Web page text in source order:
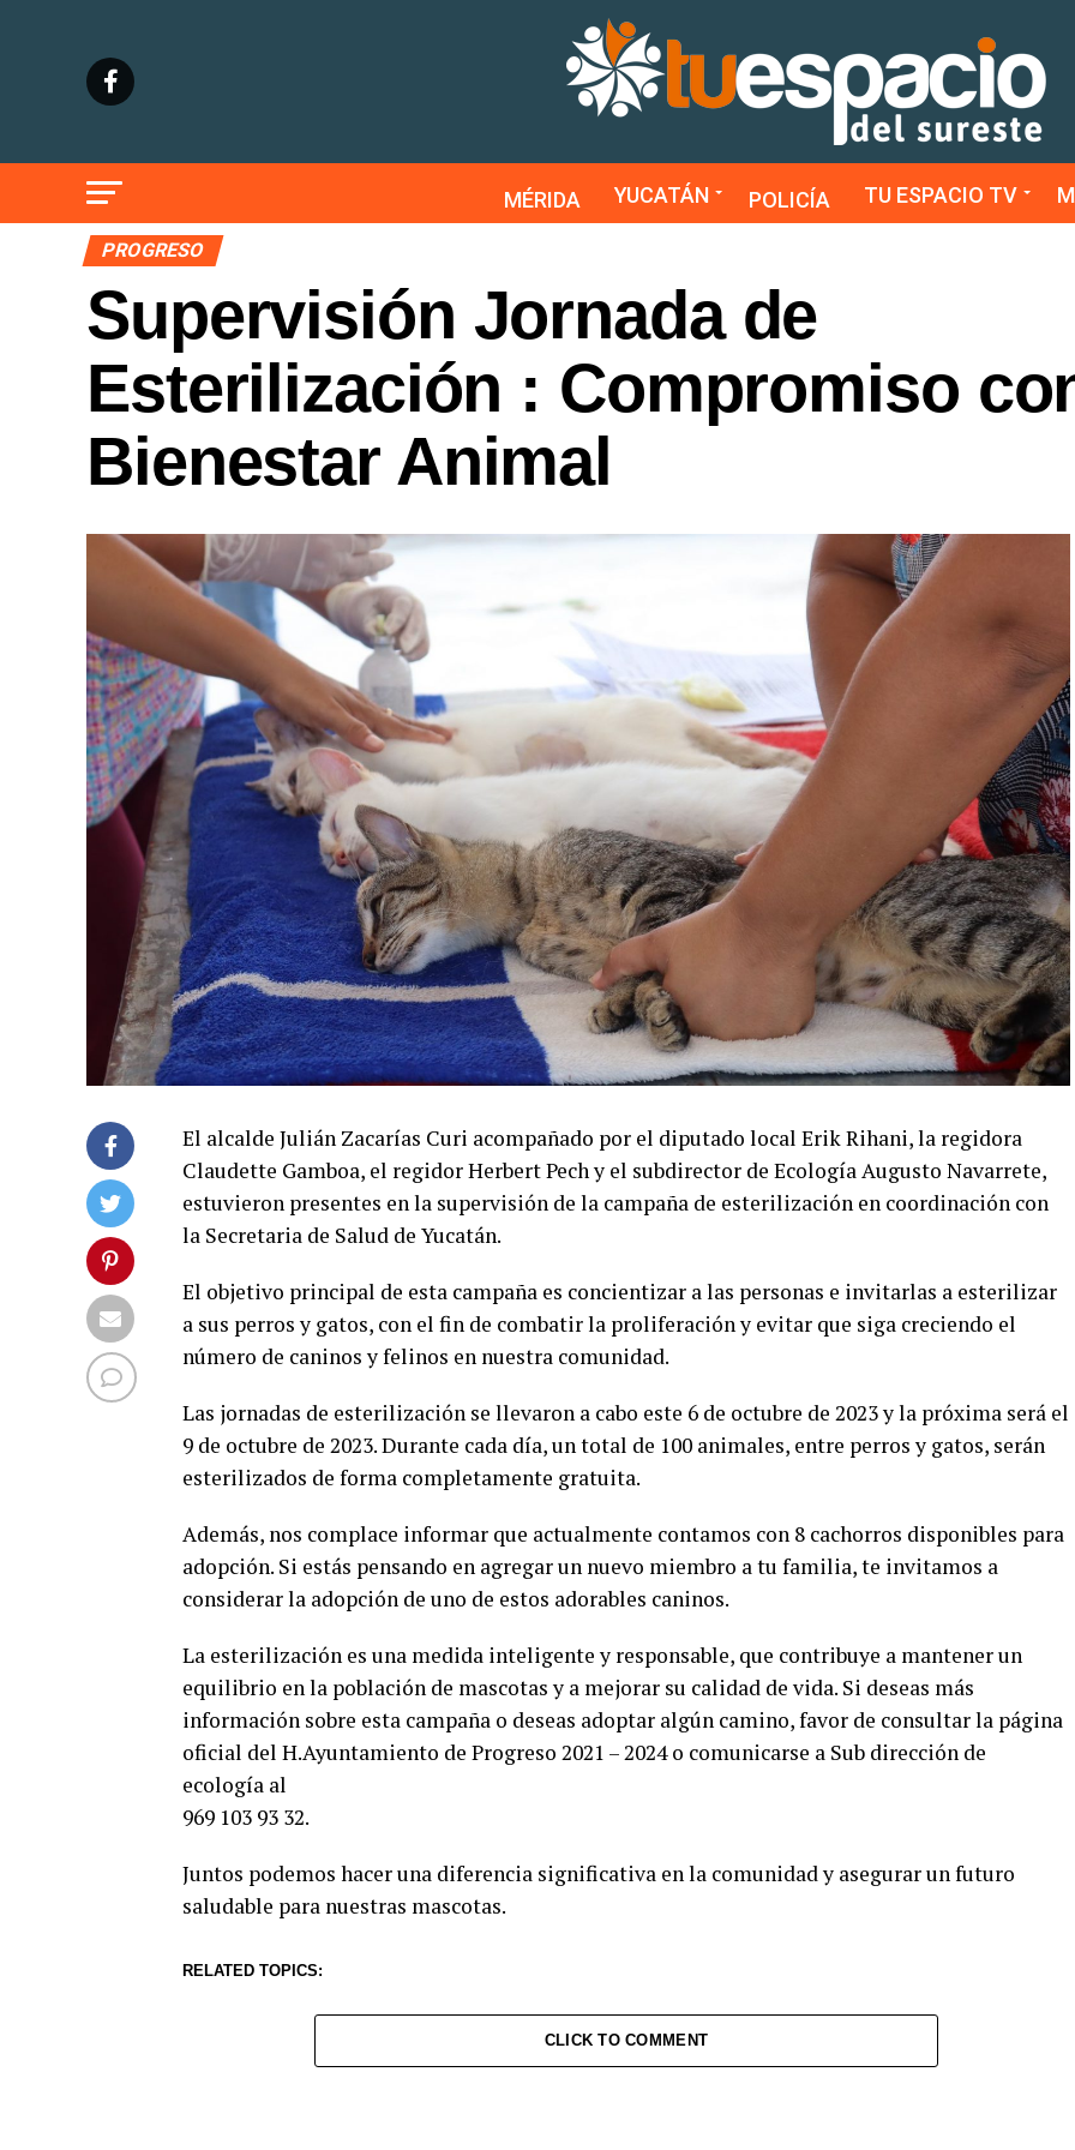
MÉRIDA YUCATÁN POLICÍA TU ESPACIO TV
PROGRESO
Supervisión Jornada de
Esterilización : Compromiso
Bienestar Animal
El alcalde Julián Zacarías Curi acompañado por el diputado local Erik Rihani, la regidora
Claudette Gamboa, el regidor Herbert Pech y el subdirector de Ecología Augusto Navarrete,
estuvieron presentes en la supervisión de la campaña de esterilización en coordinación con
la Secretaria de Salud de Yucatán.
El objetivo principal de esta campaña es concientizar a las personas e invitarlas a esterilizar
a sus perros y gatos, con el fin de combatir la proliferación y evitar que siga creciendo el
número de caninos y felinos en nuestra comunidad.
Las jornadas de esterilización se llevaron a cabo este 6 de octubre de 2023 y la próxima será el
9 de octubre de 2023. Durante cada día, un total de 100 animales, entre perros y gatos, serán
esterilizados de forma completamente gratuita.
Además, nos complace informar que actualmente contamos con 8 cachorros disponibles para
adopción. Si estás pensando en agregar un nuevo miembro a tu familia, te invitamos a
considerar la adopción de uno de estos adorables caninos.
La esterilización es una medida inteligente y responsable, que contribuye a mantener un
equilibrio en la población de mascotas y a mejorar su calidad de vida. Si deseas más
información sobre esta campaña o deseas adoptar algún camino, favor de consultar la página
oficial del H.Ayuntamiento de Progreso 2021 – 2024 o comunicarse a Sub dirección de
ecología al
969 103 93 32.
Juntos podemos hacer una diferencia significativa en la comunidad y asegurar un futuro
saludable para nuestras mascotas.
RELATED TOPICS:
CLICK TO COMMENT